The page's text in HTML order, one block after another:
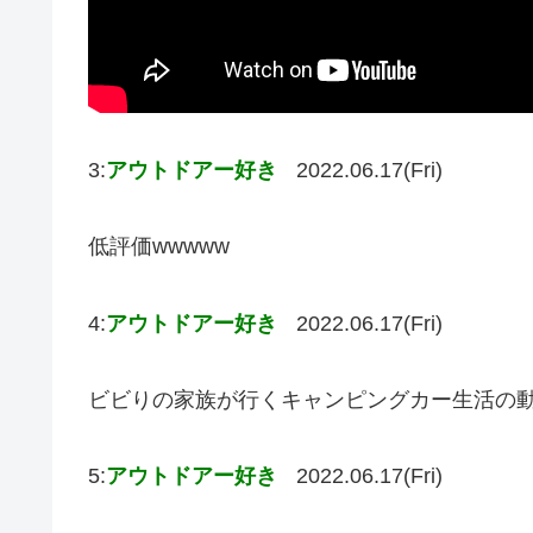
3:アウトドアー好き 2022.06.17(Fri)
低評価wwwww
4:アウトドアー好き 2022.06.17(Fri)
ビビりの家族が行くキャンピングカー生活の
5:アウトドアー好き 2022.06.17(Fri)